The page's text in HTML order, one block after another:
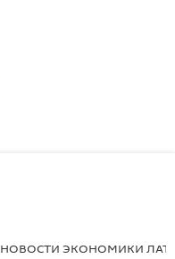
НОВОСТИ ЭКОНОМИКИ